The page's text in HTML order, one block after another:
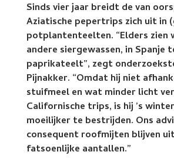
Sinds vier jaar breidt de van
Aziatische pepertrips zich uit in
potplantenteelten. “Elders zien
andere siergewassen, in Spanje
paprikateelt”, zegt
Pijnakker. “Omdat hij niet
stuifmeel en wat minder licht
Californische trips, is hij ’s
moeilijker te bestrijden. Ons
consequent roofmijten blijven
fatsoenlijke aantallen.”